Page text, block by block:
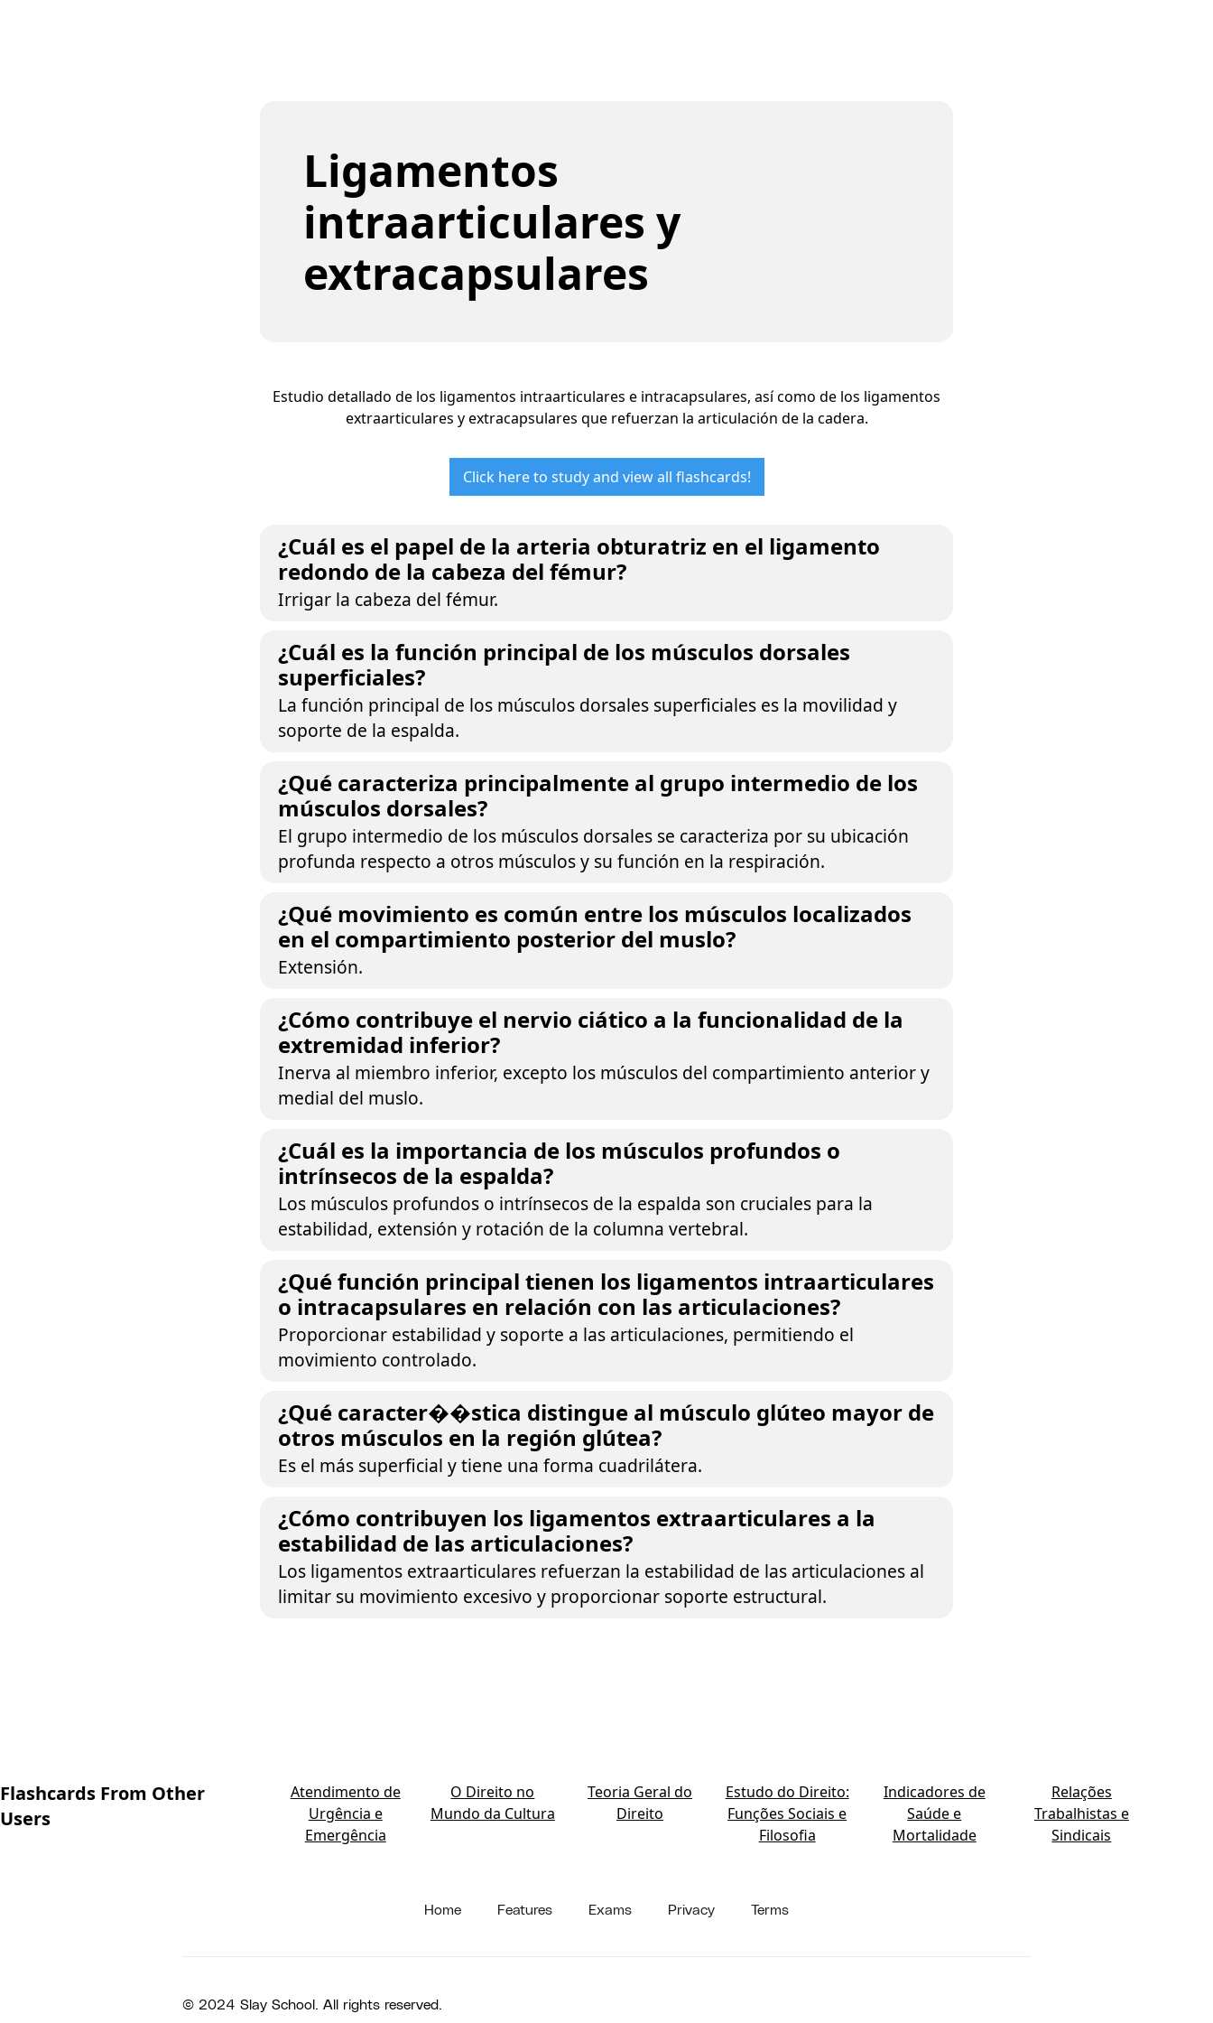
Ligamentos
intraarticulares y
extracapsulares
Estudio detallado de los ligamentos intraarticulares e intracapsulares, así como de los ligamentos
extraarticulares y extracapsulares que refuerzan la articulación de la cadera.
Click here to study and view all flashcards!
¿Cuál es el papel de la arteria obturatriz en el ligamento
redondo de la cabeza del fémur?
Irrigar la cabeza del fémur.
¿Cuál es la función principal de los músculos dorsales
superficiales?
La función principal de los músculos dorsales superficiales es la movilidad y
soporte de la espalda.
¿Qué caracteriza principalmente al grupo intermedio de los
músculos dorsales?
El grupo intermedio de los músculos dorsales se caracteriza por su ubicación
profunda respecto a otros músculos y su función en la respiración.
¿Qué movimiento es común entre los músculos localizados
en el compartimiento posterior del muslo?
Extensión.
¿Cómo contribuye el nervio ciático a la funcionalidad de la
extremidad inferior?
Inerva al miembro inferior, excepto los músculos del compartimiento anterior y
medial del muslo.
¿Cuál es la importancia de los músculos profundos o
intrínsecos de la espalda?
Los músculos profundos o intrínsecos de la espalda son cruciales para la
estabilidad, extensión y rotación de la columna vertebral.
¿Qué función principal tienen los ligamentos intraarticulares
o intracapsulares en relación con las articulaciones?
Proporcionar estabilidad y soporte a las articulaciones, permitiendo el
movimiento controlado.
¿Qué caracter��stica distingue al músculo glúteo mayor de
otros músculos en la región glútea?
Es el más superficial y tiene una forma cuadrilátera.
¿Cómo contribuyen los ligamentos extraarticulares a la
estabilidad de las articulaciones?
Los ligamentos extraarticulares refuerzan la estabilidad de las articulaciones al
limitar su movimiento excesivo y proporcionar soporte estructural.
Flashcards From Other
Users
Atendimento de
Urgência e
Emergência
O Direito no
Mundo da Cultura
Teoria Geral do
Direito
Estudo do Direito:
Funções Sociais e
Filosofia
Indicadores de
Saúde e
Mortalidade
Relações
Trabalhistas e
Sindicais
Home Features Exams Privacy Terms
© 2024 Slay School. All rights reserved.